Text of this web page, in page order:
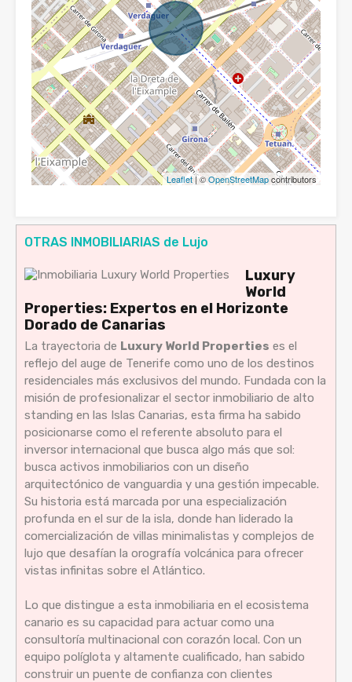
Leaflet| ©OpenStreetMapcontributors
OTRAS INMOBILIARIAS de Lujo
Luxury
World
Properties: Expertos en el Horizonte
Dorado de Canarias
La trayectoria de Luxury World Properties es el
reflejo del auge de Tenerife como uno de los destinos
residenciales más exclusivos del mundo. Fundada con la
misión de profesionalizar el sector inmobiliario de alto
standing en las Islas Canarias, esta firma ha sabido
posicionarse como el referente absoluto para el
inversor internacional que busca algo más que sol:
busca activos inmobiliarios con un diseño
arquitectónico de vanguardia y una gestión impecable.
Su historia está marcada por una especialización
profunda en el sur de la isla, donde han liderado la
comercialización de villas minimalistas y complejos de
lujo que desafían la orografía volcánica para ofrecer
vistas infinitas sobre el Atlántico.
Lo que distingue a esta inmobiliaria en el ecosistema
canario es su capacidad para actuar como una
consultoría multinacional con corazón local. Con un
equipo políglota y altamente cualificado, han sabido
construir un puente de confianza con clientes